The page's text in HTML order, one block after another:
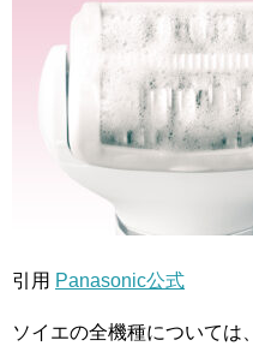
引用 Panasonic公式
ソイエの全機種については、